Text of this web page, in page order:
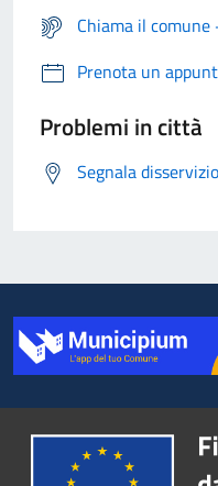
Chiama il
Prenota un
Problemi in città
Segnala disservizio